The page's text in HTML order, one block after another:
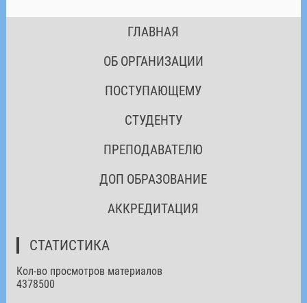
ГЛАВНАЯ
ОБ ОРГАНИЗАЦИИ
ПОСТУПАЮЩЕМУ
СТУДЕНТУ
ПРЕПОДАВАТЕЛЮ
ДОП ОБРАЗОВАНИЕ
АККРЕДИТАЦИЯ
СТАТИСТИКА
Кол-во просмотров материалов
4378500